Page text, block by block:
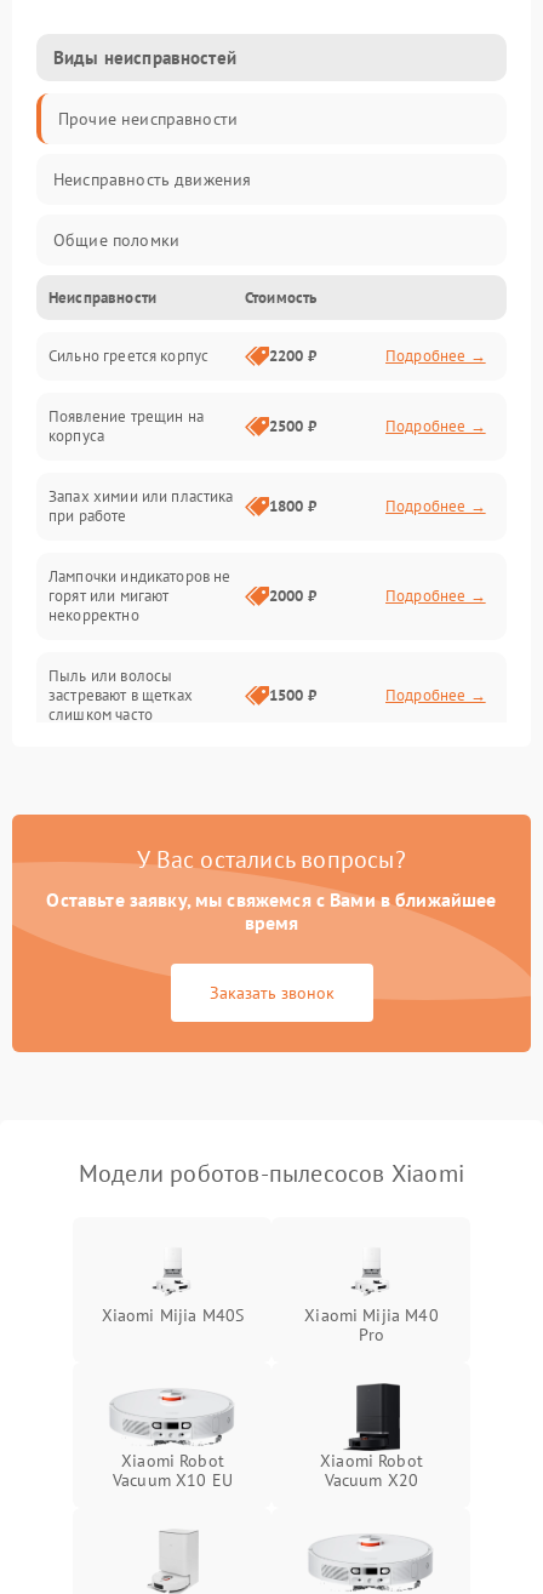
Виды неисправностей
Прочие неисправности
Неисправность движения
Общие поломки
Неисправность датчиков
Неисправность программного обеспечения
Проблемы с сигналом
Батарея
Программные сбои
Неисправности Стоимость
Сильно греется корпус 2200 ₽ Подробнее →
Появление трещин на
корпуса
2500 ₽ Подробнее →
Запах химии или пластика
при работе
1800 ₽ Подробнее →
Лампочки индикаторов не
горят или мигают
некорректно
2000 ₽ Подробнее →
Пыль или волосы
застревают в щетках
слишком часто
1500 ₽ Подробнее →
У Вас остались вопросы?
Оставьте заявку, мы свяжемся с Вами в ближайшее
время
Заказать звонок
Модели роботов-пылесосов Xiaomi
Xiaomi Mijia M40S
Xiaomi Mijia M40
Pro
Xiaomi Robot
Vacuum X10 EU
Xiaomi Robot
Vacuum X20